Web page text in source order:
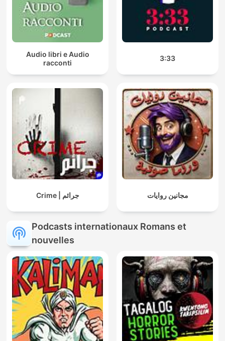
Audio libri e Audio
racconti
3:33
Crime | جرائم مجانين روايات
Podcasts internationaux Romans et
nouvelles